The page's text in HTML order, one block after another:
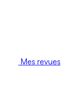
Mes revues